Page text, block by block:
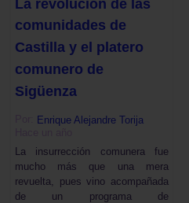
La revolución de las
comunidades de
Castilla y el platero
comunero de
Sigüenza
Enrique Alejandre Torija
La insurrección comunera fue
mucho más que una mera
revuelta, pues vino acompañada
de un programa de